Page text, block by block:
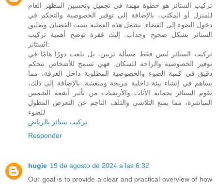
تركيب الستائر هو خطوة مهمة في تجميل وتحسين المظهر العام
للمنزل أو المكتب، بالإضافة إلى توفير الخصوصية والتحكم في
دخول الضوء إلى الفضاء. تشمل هذه العملية تثبيت القضبان وتعليق
الستائر بشكل صحيح وجذاب. إليك فقرة توضح أهمية تركيب
الستائر:
تركيب الستائر ليس فقط مسألة تزيين، بل يلعب دورًا هامًا في
توفير الخصوصية والراحة للسكان. فهي تسمح للأشخاص بتحكم
دقيق في كمية الضوء والخصوصية المطلوبة داخل الغرفة، مما
يساهم في إنشاء بيئة داخلية مريحة ومنعشة. بالإضافة إلى ذلك،
تقوم الستائر بحماية الأثاث والأرضيات من تأثير أشعة الشمس
المباشرة، مما يمنع التلاشي والتلف الناجم عن التعرض المطول
للضوء
تركيب ستائر بالرياض
Responder
hugie 19 de agosto de 2024 a las 6:32
Our goal is to provide a clear and practical overview of how